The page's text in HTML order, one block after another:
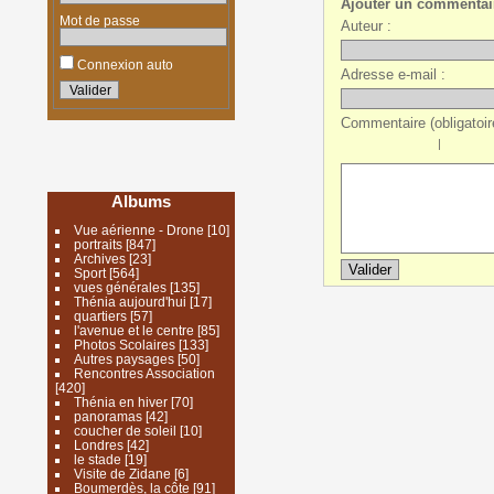
Mot de passe
Connexion auto
Albums
Vue aérienne - Drone [10]
portraits[847]
Archives [23]
Sport[564]
vues générales[135]
Thénia aujourd'hui [17]
quartiers[57]
l'avenue et le centre [85]
Photos Scolaires[133]
Autres paysages[50]
Rencontres Association
[420]
Thénia en hiver[70]
panoramas[42]
coucher de soleil [10]
Londres[42]
le stade [19]
Visite de Zidane [6]
Boumerdès, la côte [91]
Ajouter un
Auteur :
Adresse e-mail :
Commentaire
|